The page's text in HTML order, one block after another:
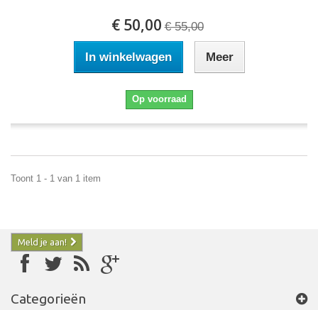
€ 50,00 € 55,00
In winkelwagen Meer
Op voorraad
Toont 1 - 1 van 1 item
Meld je aan!
Categorieën